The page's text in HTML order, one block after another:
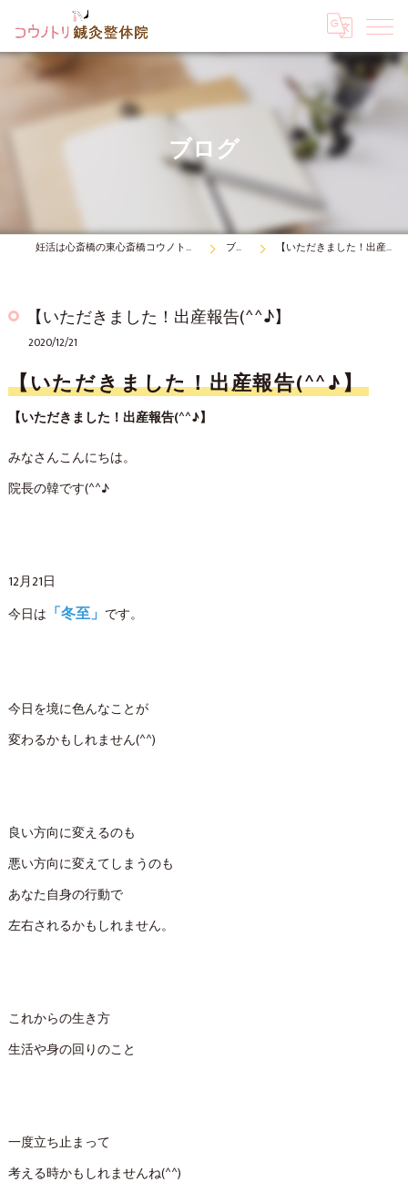
ブログ
妊活は心斎橋の東心斎橋コウノトリ鍼灸整体院 ブログ 【いただきました！出産報告(^^♪】
【いただきました！出産報告(^^♪】
2020/12/21
【いただきました！出産報告(^^♪】
【いただきました！出産報告(^^♪】
みなさんこんにちは。
院長の韓です(^^♪
12月21日
今日は 「冬至」 です。
今日を境に色んなことが
変わるかもしれません(^^)
良い方向に変えるのも
悪い方向に変えてしまうのも
あなた自身の行動で
左右されるかもしれません。
これからの生き方
生活や身の回りのこと
一度立ち止まって
考える時かもしれませんね(^^)